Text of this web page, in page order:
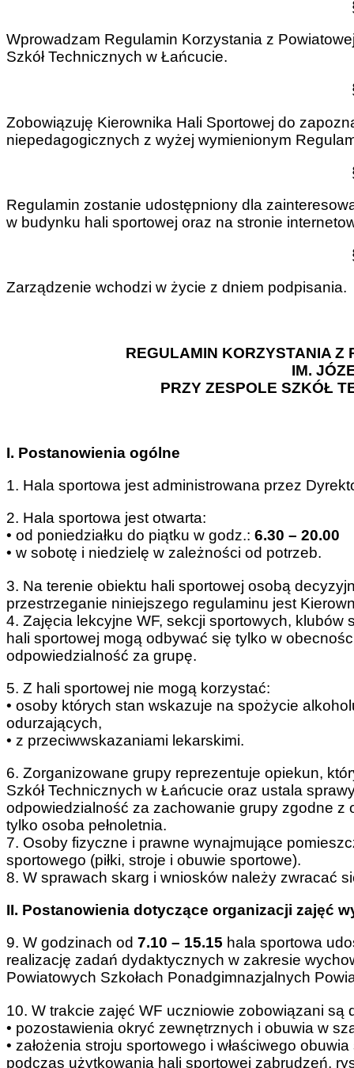
Wprowadzam Regulamin Korzystania z
Szkół Technicznych w Łańcucie.
Zobowiązuję Kierownika Hali Sportowej do
niepedagogicznych z wyżej wymienionym
Regulamin zostanie udostępniony dla
w budynku hali sportowej oraz na stronie
Zarządzenie wchodzi w życie z dniem podpisania.
REGULAMIN KORZYSTANIA Z
IM.
PRZY ZESPOLE SZKÓŁ
I. Postanowienia ogólne
1. Hala sportowa jest administrowana przez
2. Hala sportowa jest otwarta:
• od poniedziałku do piątku w godz.: 6.30 – 20.00
• w sobotę i niedzielę w zależności od potrzeb.
3. Na terenie obiektu hali sportowej osobą
przestrzeganie niniejszego regulaminu jest
4. Zajęcia lekcyjne WF, sekcji sportowych,
hali sportowej mogą odbywać się tylko w
odpowiedzialność za grupę.
5. Z hali sportowej nie mogą korzystać:
• osoby których stan wskazuje na spożycie
odurzających,
• z przeciwwskazaniami lekarskimi.
6. Zorganizowane grupy reprezentuje opiekun,
Szkół Technicznych w Łańcucie oraz ustala
odpowiedzialność za zachowanie grupy zgodne
tylko osoba pełnoletnia.
7. Osoby fizyczne i prawne wynajmujące
sportowego (piłki, stroje i obuwie sportowe).
8. W sprawach skarg i wniosków należy zwracać
II. Postanowienia dotyczące organizacji zajęć
9. W godzinach od 7.10 – 15.15 hala sportowa
realizację zadań dydaktycznych w zakresie
Powiatowych Szkołach Ponadgimnazjalnych
10. W trakcie zajęć WF uczniowie zobowiązani
• pozostawienia okryć zewnętrznych i obuwia w
• założenia stroju sportowego i właściwego
podczas użytkowania hali sportowej zabrudzeń,